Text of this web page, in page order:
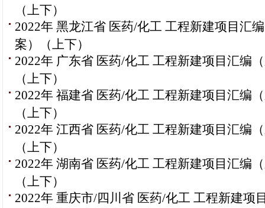
（上下）
2022年 黑龙江省 医药/化工 工程新建项目汇
案）（上下）
2022年 广东省 医药/化工 工程新建项目汇编
（上下）
2022年 福建省 医药/化工 工程新建项目汇编
（上下）
2022年 江西省 医药/化工 工程新建项目汇编
（上下）
2022年 湖南省 医药/化工 工程新建项目汇编
（上下）
2022年 重庆市/四川省 医药/化工 工程新建项